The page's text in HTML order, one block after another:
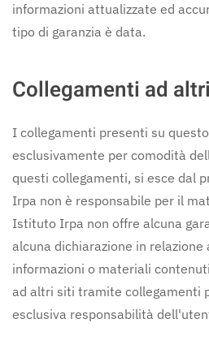
informazioni attualizzate ed
tipo di garanzia è data.
Collegamenti ad
I collegamenti presenti su
esclusivamente per comodità
questi collegamenti, si esce dal
Irpa non è responsabile per il
Istituto Irpa non offre alcuna
alcuna dichiarazione in relazione
informazioni o materiali
ad altri siti tramite collegamenti
esclusiva responsabilità